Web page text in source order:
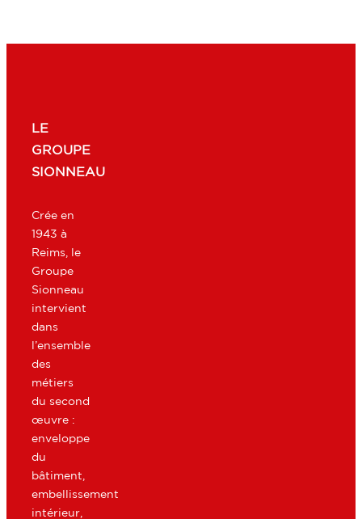
LE
GROUPE
SIONNEAU
Crée en
1943 à
Reims, le
Groupe
Sionneau
intervient
dans
l’ensemble
des
métiers
du second
œuvre :
enveloppe
du
bâtiment,
embellissement
intérieur,